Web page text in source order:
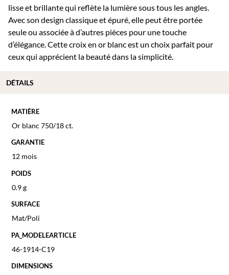
lisse et brillante qui reflète la lumière sous tous les angles.
Avec son design classique et épuré, elle peut être portée
seule ou associée à d’autres pièces pour une touche
d’élégance. Cette croix en or blanc est un choix parfait pour
ceux qui apprécient la beauté dans la simplicité.
MATIÈRE
Or blanc 750/18 ct.
GARANTIE
12 mois
POIDS
0.9 g
SURFACE
Mat/Poli
PA_MODELEARTICLE
46-1914-C19
DIMENSIONS
DÉTAILS